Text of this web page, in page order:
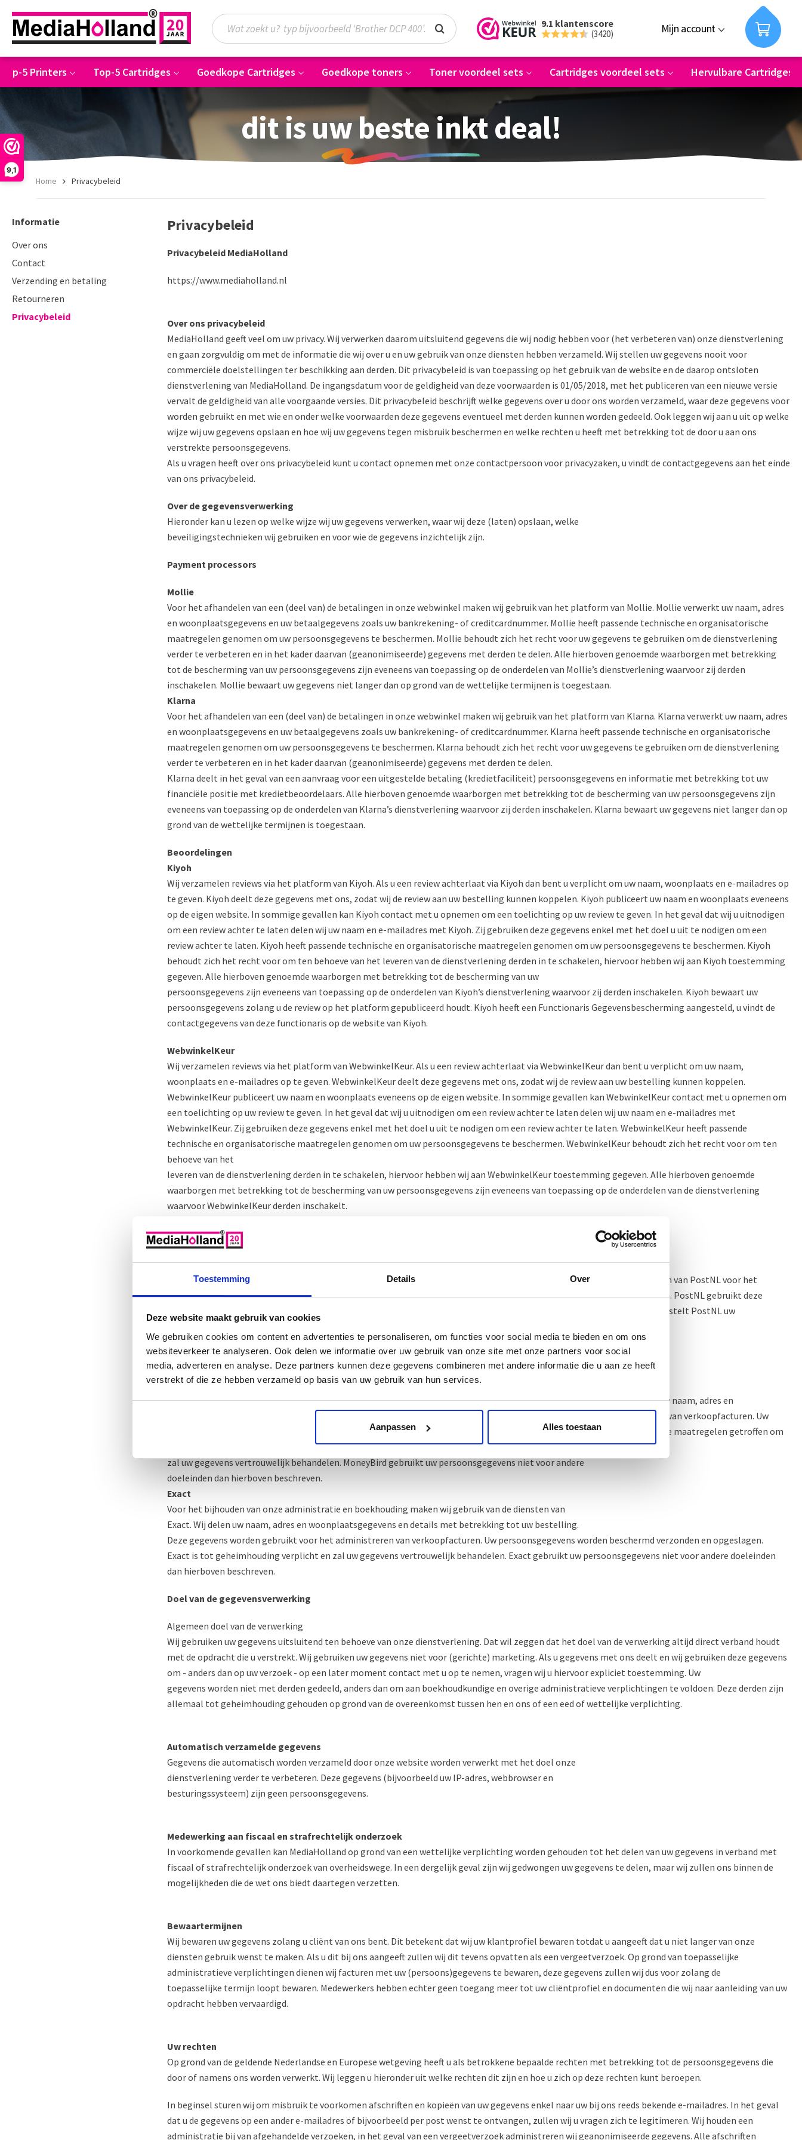
Toestemming Details Over
Deze website maakt gebruik van cookies
We gebruiken cookies om content en advertenties te personaliseren, om functies voor social media te bieden en om ons
websiteverkeer te analyseren. Ook delen we informatie over uw gebruik van onze site met onze partners voor social
media, adverteren en analyse. Deze partners kunnen deze gegevens combineren met andere informatie die u aan ze heeft
verstrekt of die ze hebben verzameld op basis van uw gebruik van hun services.
Aanpassen Alles toestaan
9,1
9.1 klantenscore
(3420) Mijn account
Top-5 Printers Top-5 Cartridges Goedkope Cartridges Goedkope toners Toner voordeel sets Cartridges voordeel sets Hervulbare Cartridges
dit is uw beste inkt deal!
Home Privacybeleid
Informatie
Over ons
Contact
Verzending en betaling
Retourneren
Privacybeleid
Privacybeleid
Privacybeleid MediaHolland
https://www.mediaholland.nl
Over ons privacybeleid
MediaHolland geeft veel om uw privacy. Wij verwerken daarom uitsluitend gegevens die wij nodig hebben voor (het verbeteren van) onze dienstverlening
en gaan zorgvuldig om met de informatie die wij over u en uw gebruik van onze diensten hebben verzameld. Wij stellen uw gegevens nooit voor
commerciële doelstellingen ter beschikking aan derden. Dit privacybeleid is van toepassing op het gebruik van de website en de daarop ontsloten
dienstverlening van MediaHolland. De ingangsdatum voor de geldigheid van deze voorwaarden is 01/05/2018, met het publiceren van een nieuwe versie
vervalt de geldigheid van alle voorgaande versies. Dit privacybeleid beschrijft welke gegevens over u door ons worden verzameld, waar deze gegevens voor
worden gebruikt en met wie en onder welke voorwaarden deze gegevens eventueel met derden kunnen worden gedeeld. Ook leggen wij aan u uit op welke
wijze wij uw gegevens opslaan en hoe wij uw gegevens tegen misbruik beschermen en welke rechten u heeft met betrekking tot de door u aan ons
verstrekte persoonsgegevens.
Als u vragen heeft over ons privacybeleid kunt u contact opnemen met onze contactpersoon voor privacyzaken, u vindt de contactgegevens aan het einde
van ons privacybeleid.
Over de gegevensverwerking
Hieronder kan u lezen op welke wijze wij uw gegevens verwerken, waar wij deze (laten) opslaan, welke
beveiligingstechnieken wij gebruiken en voor wie de gegevens inzichtelijk zijn.
Payment processors
Mollie
Voor het afhandelen van een (deel van) de betalingen in onze webwinkel maken wij gebruik van het platform van Mollie. Mollie verwerkt uw naam, adres
en woonplaatsgegevens en uw betaalgegevens zoals uw bankrekening- of creditcardnummer. Mollie heeft passende technische en organisatorische
maatregelen genomen om uw persoonsgegevens te beschermen. Mollie behoudt zich het recht voor uw gegevens te gebruiken om de dienstverlening
verder te verbeteren en in het kader daarvan (geanonimiseerde) gegevens met derden te delen. Alle hierboven genoemde waarborgen met betrekking
tot de bescherming van uw persoonsgegevens zijn eveneens van toepassing op de onderdelen van Mollie’s dienstverlening waarvoor zij derden
inschakelen. Mollie bewaart uw gegevens niet langer dan op grond van de wettelijke termijnen is toegestaan.
Klarna
Voor het afhandelen van een (deel van) de betalingen in onze webwinkel maken wij gebruik van het platform van Klarna. Klarna verwerkt uw naam, adres
en woonplaatsgegevens en uw betaalgegevens zoals uw bankrekening- of creditcardnummer. Klarna heeft passende technische en organisatorische
maatregelen genomen om uw persoonsgegevens te beschermen. Klarna behoudt zich het recht voor uw gegevens te gebruiken om de dienstverlening
verder te verbeteren en in het kader daarvan (geanonimiseerde) gegevens met derden te delen.
Klarna deelt in het geval van een aanvraag voor een uitgestelde betaling (kredietfaciliteit) persoonsgegevens en informatie met betrekking tot uw
financiële positie met kredietbeoordelaars. Alle hierboven genoemde waarborgen met betrekking tot de bescherming van uw persoonsgegevens zijn
eveneens van toepassing op de onderdelen van Klarna’s dienstverlening waarvoor zij derden inschakelen. Klarna bewaart uw gegevens niet langer dan op
grond van de wettelijke termijnen is toegestaan.
Beoordelingen
Kiyoh
Wij verzamelen reviews via het platform van Kiyoh. Als u een review achterlaat via Kiyoh dan bent u verplicht om uw naam, woonplaats en e-mailadres op
te geven. Kiyoh deelt deze gegevens met ons, zodat wij de review aan uw bestelling kunnen koppelen. Kiyoh publiceert uw naam en woonplaats eveneens
op de eigen website. In sommige gevallen kan Kiyoh contact met u opnemen om een toelichting op uw review te geven. In het geval dat wij u uitnodigen
om een review achter te laten delen wij uw naam en e-mailadres met Kiyoh. Zij gebruiken deze gegevens enkel met het doel u uit te nodigen om een
review achter te laten. Kiyoh heeft passende technische en organisatorische maatregelen genomen om uw persoonsgegevens te beschermen. Kiyoh
behoudt zich het recht voor om ten behoeve van het leveren van de dienstverlening derden in te schakelen, hiervoor hebben wij aan Kiyoh toestemming
gegeven. Alle hierboven genoemde waarborgen met betrekking tot de bescherming van uw
persoonsgegevens zijn eveneens van toepassing op de onderdelen van Kiyoh’s dienstverlening waarvoor zij derden inschakelen. Kiyoh bewaart uw
persoonsgegevens zolang u de review op het platform gepubliceerd houdt. Kiyoh heeft een Functionaris Gegevensbescherming aangesteld, u vindt de
contactgegevens van deze functionaris op de website van Kiyoh.
WebwinkelKeur
Wij verzamelen reviews via het platform van WebwinkelKeur. Als u een review achterlaat via WebwinkelKeur dan bent u verplicht om uw naam,
woonplaats en e-mailadres op te geven. WebwinkelKeur deelt deze gegevens met ons, zodat wij de review aan uw bestelling kunnen koppelen.
WebwinkelKeur publiceert uw naam en woonplaats eveneens op de eigen website. In sommige gevallen kan WebwinkelKeur contact met u opnemen om
een toelichting op uw review te geven. In het geval dat wij u uitnodigen om een review achter te laten delen wij uw naam en e-mailadres met
WebwinkelKeur. Zij gebruiken deze gegevens enkel met het doel u uit te nodigen om een review achter te laten. WebwinkelKeur heeft passende
technische en organisatorische maatregelen genomen om uw persoonsgegevens te beschermen. WebwinkelKeur behoudt zich het recht voor om ten
behoeve van het
leveren van de dienstverlening derden in te schakelen, hiervoor hebben wij aan WebwinkelKeur toestemming gegeven. Alle hierboven genoemde
waarborgen met betrekking tot de bescherming van uw persoonsgegevens zijn eveneens van toepassing op de onderdelen van de dienstverlening
waarvoor WebwinkelKeur derden inschakelt.
Verzenden en logistiek
PostNL
Als u een bestelling bij ons plaatst is het onze taak om uw pakket bij u te laten bezorgen. Wij maken gebruik van de diensten van PostNL voor het
uitvoeren van de leveringen. Het is daarvoor noodzakelijk dat wij uw naam, adres en woonplaatsgegevens met PostNL delen. PostNL gebruikt deze
gegevens alleen ten behoeve van het uitvoeren van de overeenkomst. In het geval dat PostNL onderaannemers inschakelt, stelt PostNL uw
gegevens ook aan deze partijen ter beschikking.
Facturatie en boekhouden
MoneyBird
Voor onze bijhouden van onze administratie en boekhouding maken wij gebruik van de diensten van MoneyBird. Wij delen uw naam, adres en
woonplaatsgegevens en details met betrekking tot uw bestelling. Deze gegevens worden gebruikt voor het administreren van verkoopfacturen. Uw
persoonsgegevens worden beschermd verzonden en opgeslagen, MoneyBird heeft de nodige technische en organisatorische maatregelen getroffen om
uw gegevens te beschermen tegen verlies en ongeoorloofd gebruik. MoneyBird is tot geheimhouding verplicht en
zal uw gegevens vertrouwelijk behandelen. MoneyBird gebruikt uw persoonsgegevens niet voor andere
doeleinden dan hierboven beschreven.
Exact
Voor het bijhouden van onze administratie en boekhouding maken wij gebruik van de diensten van
Exact. Wij delen uw naam, adres en woonplaatsgegevens en details met betrekking tot uw bestelling.
Deze gegevens worden gebruikt voor het administreren van verkoopfacturen. Uw persoonsgegevens worden beschermd verzonden en opgeslagen.
Exact is tot geheimhouding verplicht en zal uw gegevens vertrouwelijk behandelen. Exact gebruikt uw persoonsgegevens niet voor andere doeleinden
dan hierboven beschreven.
Doel van de gegevensverwerking
Algemeen doel van de verwerking
Wij gebruiken uw gegevens uitsluitend ten behoeve van onze dienstverlening. Dat wil zeggen dat het doel van de verwerking altijd direct verband houdt
met de opdracht die u verstrekt. Wij gebruiken uw gegevens niet voor (gerichte) marketing. Als u gegevens met ons deelt en wij gebruiken deze gegevens
om - anders dan op uw verzoek - op een later moment contact met u op te nemen, vragen wij u hiervoor expliciet toestemming. Uw
gegevens worden niet met derden gedeeld, anders dan om aan boekhoudkundige en overige administratieve verplichtingen te voldoen. Deze derden zijn
allemaal tot geheimhouding gehouden op grond van de overeenkomst tussen hen en ons of een eed of wettelijke verplichting.
Automatisch verzamelde gegevens
Gegevens die automatisch worden verzameld door onze website worden verwerkt met het doel onze
dienstverlening verder te verbeteren. Deze gegevens (bijvoorbeeld uw IP-adres, webbrowser en
besturingssysteem) zijn geen persoonsgegevens.
Medewerking aan fiscaal en strafrechtelijk onderzoek
In voorkomende gevallen kan MediaHolland op grond van een wettelijke verplichting worden gehouden tot het delen van uw gegevens in verband met
fiscaal of strafrechtelijk onderzoek van overheidswege. In een dergelijk geval zijn wij gedwongen uw gegevens te delen, maar wij zullen ons binnen de
mogelijkheden die de wet ons biedt daartegen verzetten.
Bewaartermijnen
Wij bewaren uw gegevens zolang u cliënt van ons bent. Dit betekent dat wij uw klantprofiel bewaren totdat u aangeeft dat u niet langer van onze
diensten gebruik wenst te maken. Als u dit bij ons aangeeft zullen wij dit tevens opvatten als een vergeetverzoek. Op grond van toepasselijke
administratieve verplichtingen dienen wij facturen met uw (persoons)gegevens te bewaren, deze gegevens zullen wij dus voor zolang de
toepasselijke termijn loopt bewaren. Medewerkers hebben echter geen toegang meer tot uw cliëntprofiel en documenten die wij naar aanleiding van uw
opdracht hebben vervaardigd.
Uw rechten
Op grond van de geldende Nederlandse en Europese wetgeving heeft u als betrokkene bepaalde rechten met betrekking tot de persoonsgegevens die
door of namens ons worden verwerkt. Wij leggen u hieronder uit welke rechten dit zijn en hoe u zich op deze rechten kunt beroepen.
In beginsel sturen wij om misbruik te voorkomen afschriften en kopieën van uw gegevens enkel naar uw bij ons reeds bekende e-mailadres. In het geval
dat u de gegevens op een ander e-mailadres of bijvoorbeeld per post wenst te ontvangen, zullen wij u vragen zich te legitimeren. Wij houden een
administratie bij van afgehandelde verzoeken, in het geval van een vergeetverzoek administreren wij geanonimiseerde gegevens. Alle afschriften